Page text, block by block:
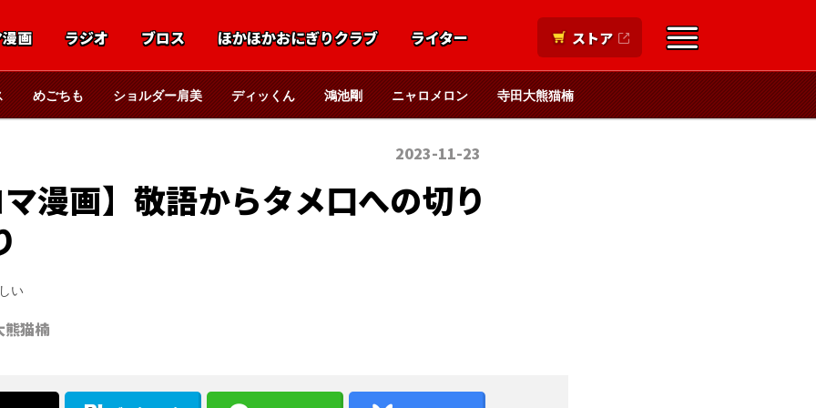
画 ラジオ ブロス ほかほかおにぎりクラブ ライター ストア
めごちも ショルダー肩美 ディッくん 鴻池剛 ニャロメロン 寺田大熊猫楠
2023-11-23
漫画】敬語からタメ口への切り
い
熊猫楠